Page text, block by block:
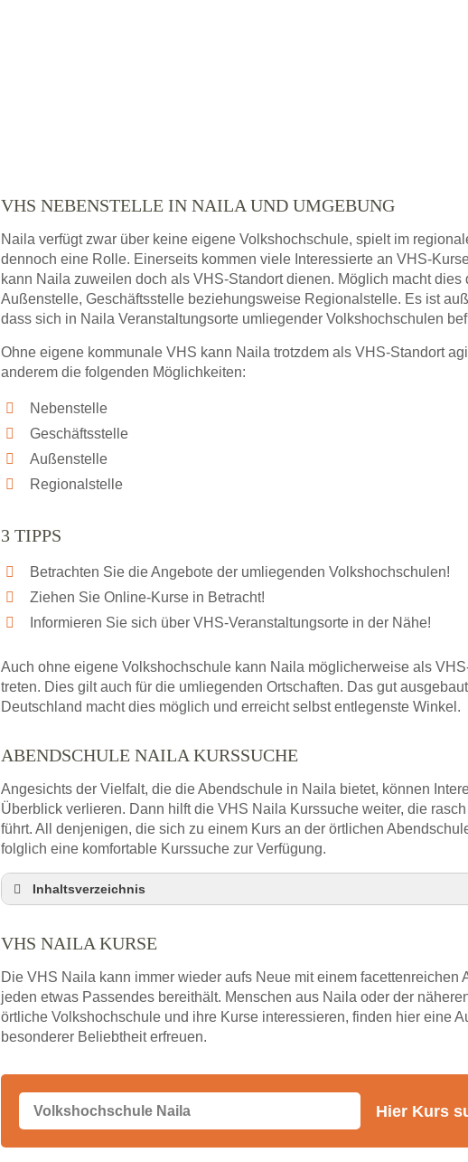
VHS NEBENSTELLE IN NAILA UND UMGEBUNG
Naila verfügt zwar über keine eigene Volkshochschule, spielt im
dennoch eine Rolle. Einerseits kommen viele Interessierte an VHS-
kann Naila zuweilen doch als VHS-Standort dienen. Möglich macht
Außenstelle, Geschäftsstelle beziehungsweise Regionalstelle. Es ist
dass sich in Naila Veranstaltungsorte umliegender Volkshochschulen
Ohne eigene kommunale VHS kann Naila trotzdem als VHS-Standort
anderem die folgenden Möglichkeiten:
Nebenstelle
Geschäftsstelle
Außenstelle
Regionalstelle
3 TIPPS
Betrachten Sie die Angebote der umliegenden Volkshochschulen!
Ziehen Sie Online-Kurse in Betracht!
Informieren Sie sich über VHS-Veranstaltungsorte in der Nähe!
Auch ohne eigene Volkshochschule kann Naila möglicherweise als
treten. Dies gilt auch für die umliegenden Ortschaften. Das gut
Deutschland macht dies möglich und erreicht selbst entlegenste Winkel.
ABENDSCHULE NAILA KURSSUCHE
Angesichts der Vielfalt, die die Abendschule in Naila bietet, können
Überblick verlieren. Dann hilft die VHS Naila Kurssuche weiter, die
führt. All denjenigen, die sich zu einem Kurs an der örtlichen
folglich eine komfortable Kurssuche zur Verfügung.
Inhaltsverzeichnis
3 Tipps
VHS Naila Kurse
VHS Naila – Öffnungszeiten und Telefonnummer
Stellenangebote der Volkshochschule Naila
Alternativen zum VHS Programm 2026 in Naila
VHS NAILA KURSE
Die VHS Naila kann immer wieder aufs Neue mit einem facettenreichen
jeden etwas Passendes bereithält. Menschen aus Naila oder der
örtliche Volkshochschule und ihre Kurse interessieren, finden hier eine
besonderer Beliebtheit erfreuen.